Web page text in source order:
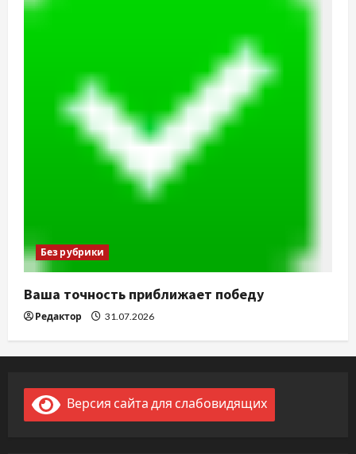
Без рубрики
Ваша точность приближает победу
Редактор 31.07.2026
Версия сайта для слабовидящих